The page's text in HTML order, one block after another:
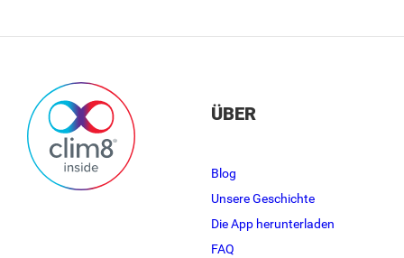
ÜBER
Blog
Unsere Geschichte
Die App herunterladen
FAQ